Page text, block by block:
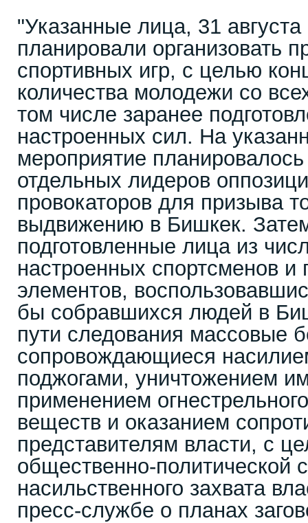
"Указанные лица, 31
планировали организовать
спортивных игр, с целью
количества молодежи со
том числе заранее
настроенных сил. На
мероприятие планировалось
отдельных лидеров
провокаторов для призыва
выдвижению в Бишкек.
подготовленные лица из
настроенных спортсменов и
элементов,
бы собравшихся людей в
пути следования массовые
сопровождающиеся
поджогами, уничтожением
применением
веществ и оказанием
представителям власти, с
общественно-политической
насильственного захвата
пресс-службе о планах